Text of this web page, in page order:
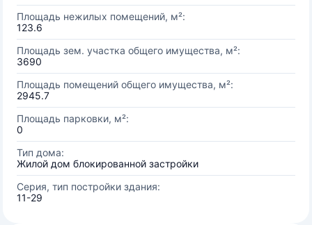
Площадь нежилых помещений, м²:
123.6
Площадь зем. участка общего имущества, м²:
3690
Площадь помещений общего имущества, м²:
2945.7
Площадь парковки, м²:
0
Тип дома:
Жилой дом блокированной застройки
Серия, тип постройки здания:
11-29